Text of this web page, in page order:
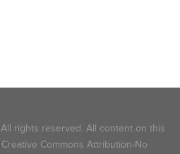
rights reserved. All content on this
Commons Attribution-No